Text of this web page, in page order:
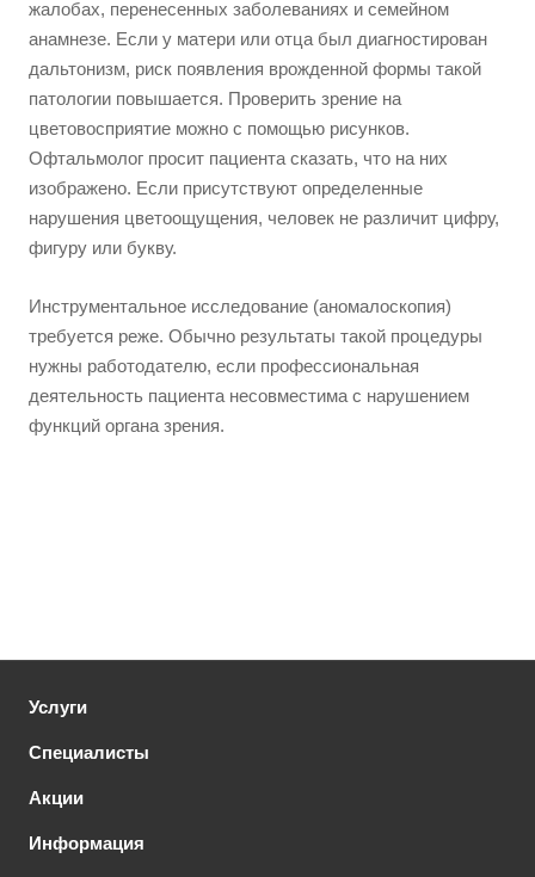
жалобах, перенесенных заболеваниях и семейном
анамнезе. Если у матери или отца был диагностирован
дальтонизм, риск появления врожденной формы такой
патологии повышается. Проверить зрение на
цветовосприятие можно с помощью рисунков.
Офтальмолог просит пациента сказать, что на них
изображено. Если присутствуют определенные
нарушения цветоощущения, человек не различит цифру,
фигуру или букву.
Инструментальное исследование (аномалоскопия)
требуется реже. Обычно результаты такой процедуры
нужны работодателю, если профессиональная
деятельность пациента несовместима с нарушением
функций органа зрения.
Услуги
Специалисты
Акции
Информация